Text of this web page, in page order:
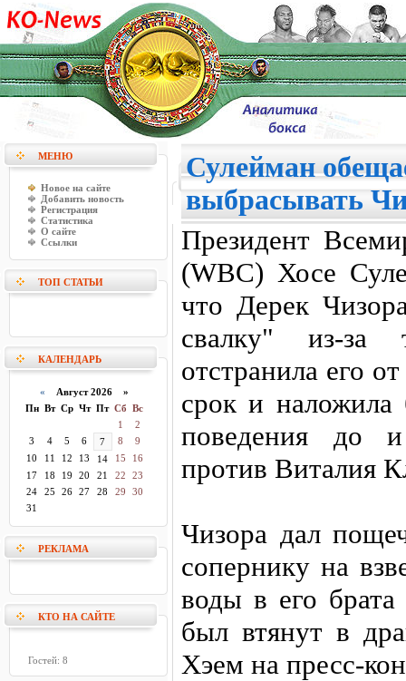
МЕНЮ
Новое на сайте
Добавить новость
Регистрация
Статистика
О сайте
Ссылки
ТОП СТАТЬИ
КАЛЕНДАРЬ
« Август 2026 »
Пн Вт Ср Чт Пт Сб Вс
1
2
3
4 5 6 7 8
9
10
11 12 13 14 15
16
17
18 19 20 21 22
23
24
25 26 27 28 29
30
31
РЕКЛАМА
КТО НА САЙТЕ
Гостей: 8
Сулейман
выбрасывать
Президент
(WBC) Хосе
что Дерек
свалку" из-за
отстранила его
срок и
поведения до
против Виталия
Чизора дал
сопернику на
воды в его
был втянут в
Хэем на пресс-